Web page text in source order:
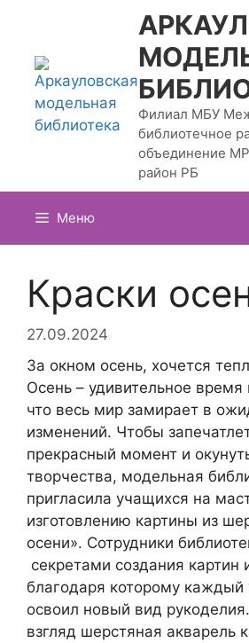
содержимому
Филиал МБУ
библиотечное
объединение
район РБ
Меню
Краски
27.09.2024
За окном осень, хочется
Осень – удивительное
что весь мир замирает в
изменений. Чтобы
прекрасный момент и
творчества, модельная
пригласила учащихся на
изготовлению картины из
осени». Сотрудники
секретами создания картин
благодаря которому каждый
освоил новый вид
взгляд шерстяная акварель